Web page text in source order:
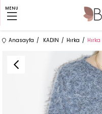
MENU
Anasayfa KADIN Hırka